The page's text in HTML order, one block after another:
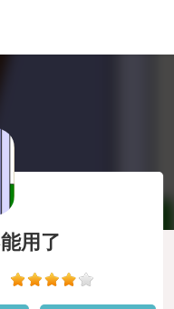
用了